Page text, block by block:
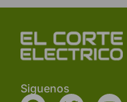
Siguenos